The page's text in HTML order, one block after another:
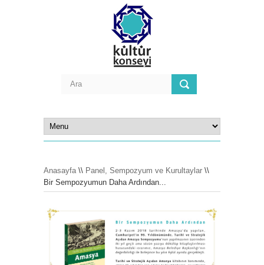
Anasayfa\\ Panel, Sempozyum ve Kurultaylar \\
Bir Sempozyumun Daha Ardından...